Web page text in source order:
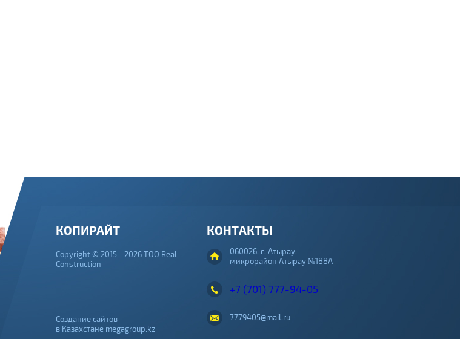
КОПИРАЙТ
Copyright © 2015 - 2026 ТОО Real
Construction
Создание сайтов
в Казахстане megagroup.kz
КОНТАКТЫ
060026, г. Атырау,
микрорайон Атырау №188А
+7 (701) 777-94-05
7779405@mail.ru